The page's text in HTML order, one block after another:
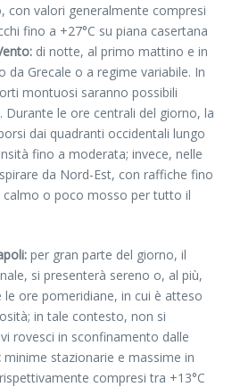
con valori generalmente compresi
fino a +27°C su piana casertana
di notte, al primo mattino e in
Grecale o a regime variabile. In
montuosi saranno possibili
le ore centrali del giorno, la
dai quadranti occidentali lungo
fino a moderata; invece, nelle
da Nord-Est, con raffiche fino
calmo o poco mosso per tutto il
per gran parte del giorno, il
si presenterà sereno o, al più,
ore pomeridiane, in cui è atteso
in tale contesto, non si
rovesci in sconfinamento dalle
minime stazionarie e massime in
compresi tra +13°C